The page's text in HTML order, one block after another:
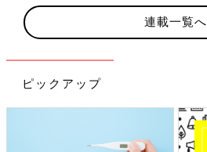
連載一覧へ
ピックアップ